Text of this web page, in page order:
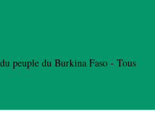
peuple du Burkina Faso - Tous